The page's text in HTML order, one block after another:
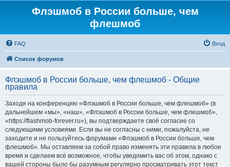
Флэшмоб в России больше, чем
флешмоб
FAQ Вход
Список форумов
Флэшмоб в России больше, чем флешмоб - Общие
правила
Заходя на конференцию «Флэшмоб в России больше, чем флешмоб» (в
дальнейшем «мы», «наш», «Флэшмоб в России больше, чем флешмоб»,
«https://flashmob-forever.ru»), вы подтверждаете своё согласие со
следующими условиями. Если вы не согласны с ними, пожалуйста, не
заходите и не пользуйтесь форумами «Флэшмоб в России больше, чем
флешмоб». Мы оставляем за собой право изменять эти правила в любое
время и сделаем всё возможное, чтобы уведомить вас об этом, однако с
вашей стороны было бы разумным регулярно просматривать этот текст